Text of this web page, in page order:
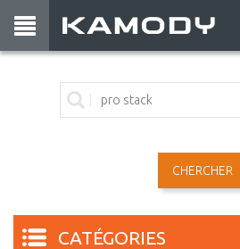
CHERCHER
CATÉGORIES